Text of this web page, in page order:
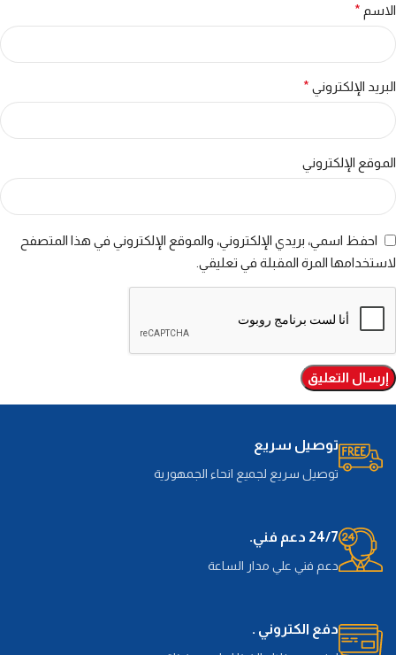
الاسم *
البريد الإلكتروني *
الموقع الإلكتروني
احفظ اسمي، بريدي الإلكتروني، والموقع الإلكتروني في هذا المتصفح
لاستخدامها المرة المقبلة في تعليقي.
توصيل سريع
توصيل سريع لجميع انحاء الجمهورية
24/7 دعم فني.
دعم فني علي مدار الساعة
دفع الكتروني .